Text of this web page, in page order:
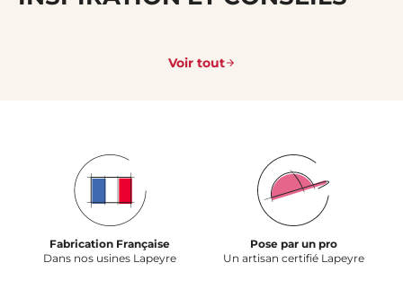
Voir tout
Fabrication Française
Dans nos usines Lapeyre
Pose par un pro
Un artisan certifié Lapeyre